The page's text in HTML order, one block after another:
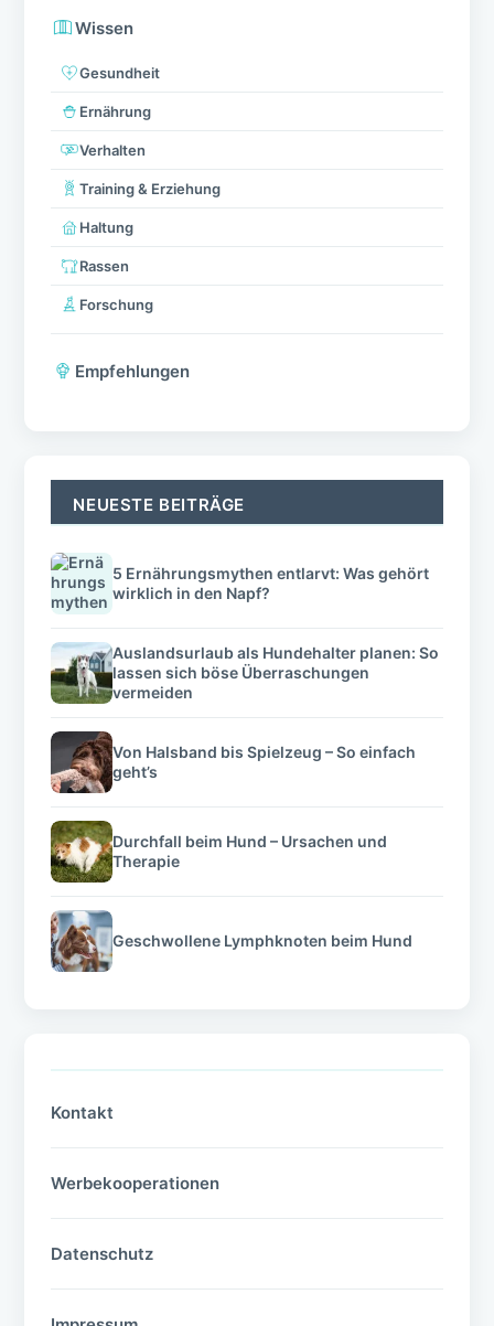
Wissen
Gesundheit
Ernährung
Verhalten
Training & Erziehung
Haltung
Rassen
Forschung
Empfehlungen
NEUESTE BEITRÄGE
5 Ernährungsmythen entlarvt: Was gehört
wirklich in den Napf?
Auslandsurlaub als Hundehalter planen: So
lassen sich böse Überraschungen
vermeiden
Von Halsband bis Spielzeug – So einfach
geht’s
Durchfall beim Hund – Ursachen und
Therapie
Geschwollene Lymphknoten beim Hund
Kontakt
Werbekooperationen
Datenschutz